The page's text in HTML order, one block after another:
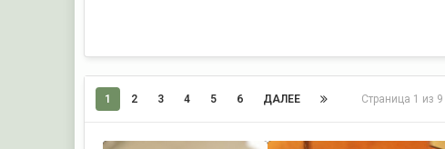
1 2 3 4 5 6 ДАЛЕЕ Страница 1 из